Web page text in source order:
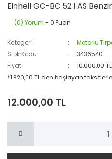
Einhell GC-BC 52 I AS
(0) Yorum - 0 Puan
Kategori
Motorlu
Stok Kodu
3436540
Fiyat
10.000,00
*1.320,00 TL den başlayan
12.000,00 TL